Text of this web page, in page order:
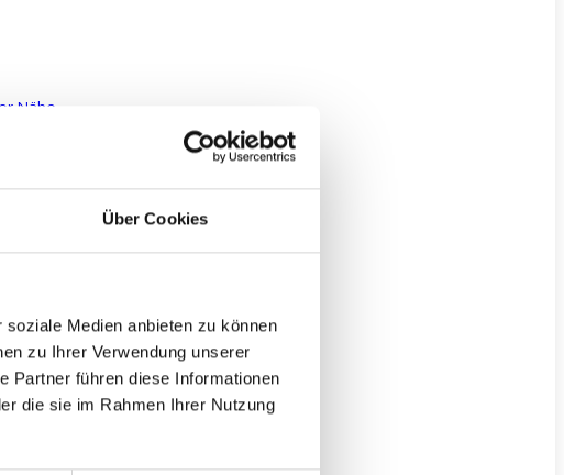
Über Cookies
Medien anbieten zu können
zu Ihrer Verwendung unserer
Partner führen diese Informationen
die sie im Rahmen Ihrer Nutzung
Nähe